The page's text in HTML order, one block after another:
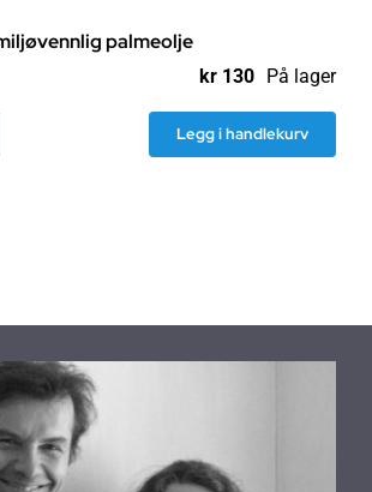
palmeolje
kr 130 På lager
Legg i handlekurv